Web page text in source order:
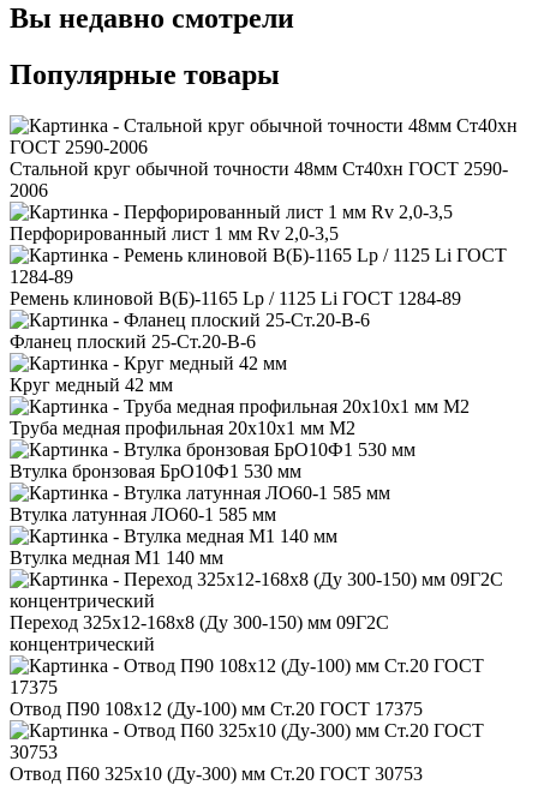
Вы недавно смотрели
Популярные товары
Стальной круг обычной точности 48мм Ст40хн ГОСТ 2590-
2006
Перфорированный лист 1 мм Rv 2,0-3,5
Ремень клиновой В(Б)-1165 Lp / 1125 Li ГОСТ 1284-89
Фланец плоский 25-Ст.20-В-6
Круг медный 42 мм
Труба медная профильная 20x10x1 мм М2
Втулка бронзовая БрО10Ф1 530 мм
Втулка латунная ЛО60-1 585 мм
Втулка медная М1 140 мм
Переход 325x12-168x8 (Ду 300-150) мм 09Г2С
концентрический
Отвод П90 108x12 (Ду-100) мм Ст.20 ГОСТ 17375
Отвод П60 325x10 (Ду-300) мм Ст.20 ГОСТ 30753